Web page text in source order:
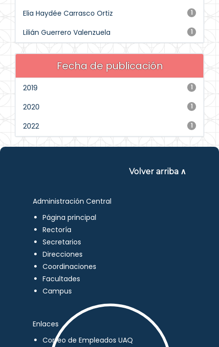
1
Elia Haydée Carrasco Ortiz
1
Lilián Guerrero Valenzuela
Fecha de publicación
1
2019
1
2020
1
2022
Volver arriba ∧
Administración Central
Página principal
Rectoría
Secretarios
Direcciones
Coordinaciones
Facultades
Campus
Enlaces
Correo de Empleados UAQ